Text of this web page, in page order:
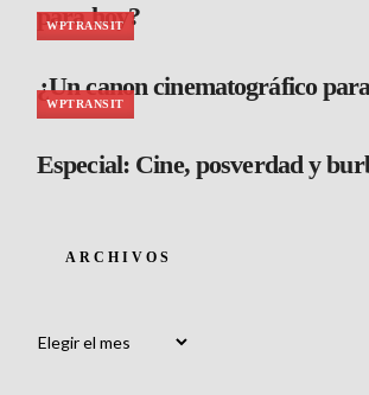
para hoy?
WPTRANSIT
¿Un canon cinematográfico
WPTRANSIT
Especial: Cine, posverdad y
ARCHIVOS